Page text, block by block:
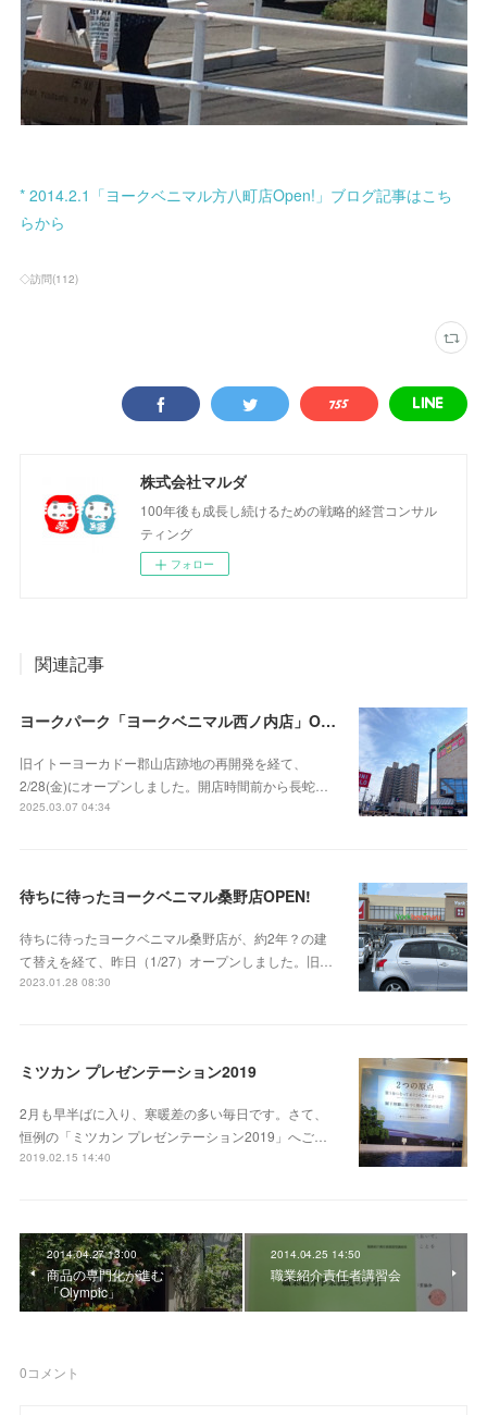
* 2014.2.1「ヨークベニマル方八町店Open!」ブログ記事はこち
らから
◇訪問(112)
株式会社マルダ
100年後も成長し続けるための戦略的経営コンサル
ティング
フォロー
関連記事
ヨークパーク「ヨークベニマル西ノ内店」OPEN‼
旧イトーヨーカドー郡山店跡地の再開発を経て、
2/28(金)にオープンしました。開店時間前から長蛇…
2025.03.07 04:34
待ちに待ったヨークベニマル桑野店OPEN!
待ちに待ったヨークベニマル桑野店が、約2年？の建
て替えを経て、昨日（1/27）オープンしました。旧…
2023.01.28 08:30
ミツカン プレゼンテーション2019
2月も早半ばに入り、寒暖差の多い毎日です。さて、
恒例の「ミツカン プレゼンテーション2019」へご…
2019.02.15 14:40
2014.04.27 13:00
商品の専門化が進む
「Olympic」
2014.04.25 14:50
職業紹介責任者講習会
0コメント